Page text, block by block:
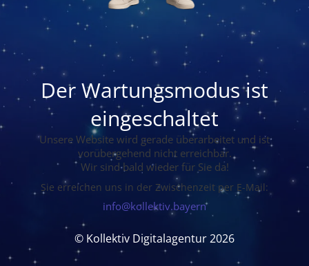
Der Wartungsmodus ist
eingeschaltet
Unsere Website wird gerade überarbeitet und ist
vorübergehend nicht erreichbar.
Wir sind bald wieder für Sie da!
Sie erreichen uns in der Zwischenzeit per E-Mail:
info@kollektiv.bayern
© Kollektiv Digitalagentur 2026